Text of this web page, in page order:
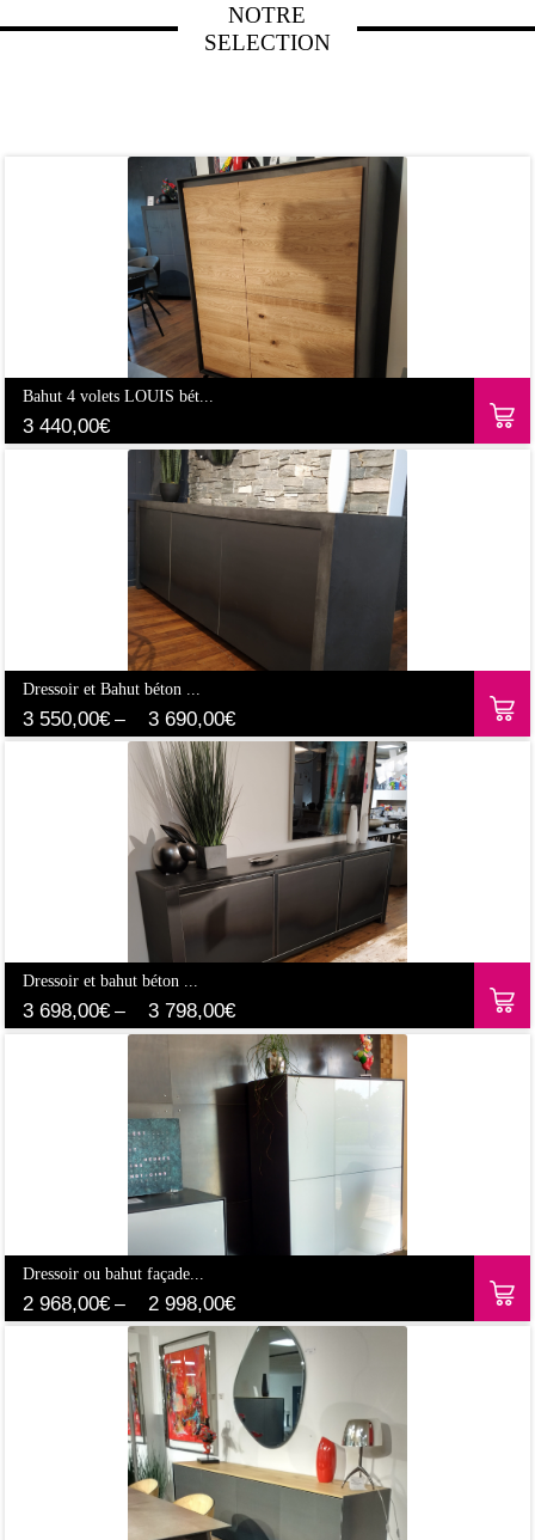
NOTRE
SELECTION
Bahut 4 volets LOUIS bét...
3 440,00€
Dressoir et Bahut béton ...
3 550,00€ – 3 690,00€
Dressoir et bahut béton ...
3 698,00€ – 3 798,00€
Dressoir ou bahut façade...
2 968,00€ – 2 998,00€